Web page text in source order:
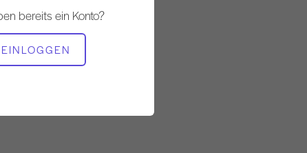
bereits ein Konto?
EINLOGGEN
BENÖTIGTE AUSRÜSTUNG
Matte